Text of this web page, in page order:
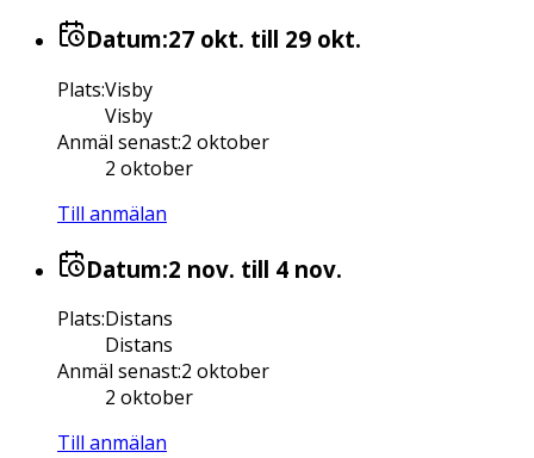
Datum:27 okt. till 29 okt.
Plats:Visby
Visby
Anmäl senast:2 oktober
2 oktober
Till anmälan
Datum:2 nov. till 4 nov.
Plats:Distans
Distans
Anmäl senast:2 oktober
2 oktober
Till anmälan